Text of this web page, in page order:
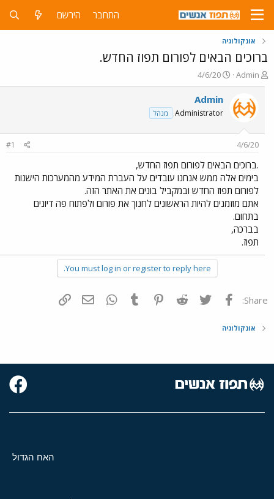
התחבר הירשם
אונקולוגיה
ברוכים הבאים לפורום תפוז החדש.
פ
ו
ח
ו
ש
א
Admin
פ
ו
ר
ם
ר
י
ך
4/6/20
Admin
Administrator מנהל
4/6/20
#1
.ברוכים הבאים לפורום תפוז החדש,
בימים אלה ממש אנחנו עובדים על העברת המידע מהמערכות הישנות
לפורום תפוז החדש ובמקביל בונים את האתר הזה.
אתם מוזמנים להיות הראשונים לחנוך את פורום ולפתוח פה דיונים
בתחום.
בברכה,
תפוז.
You must log in or register to reply here.
Share: פייסבוק Twitter
Reddit
Pinterest
Tumblr
WhatsAppדואר אלקטרוני
אונקולוגיה
האח הגדול